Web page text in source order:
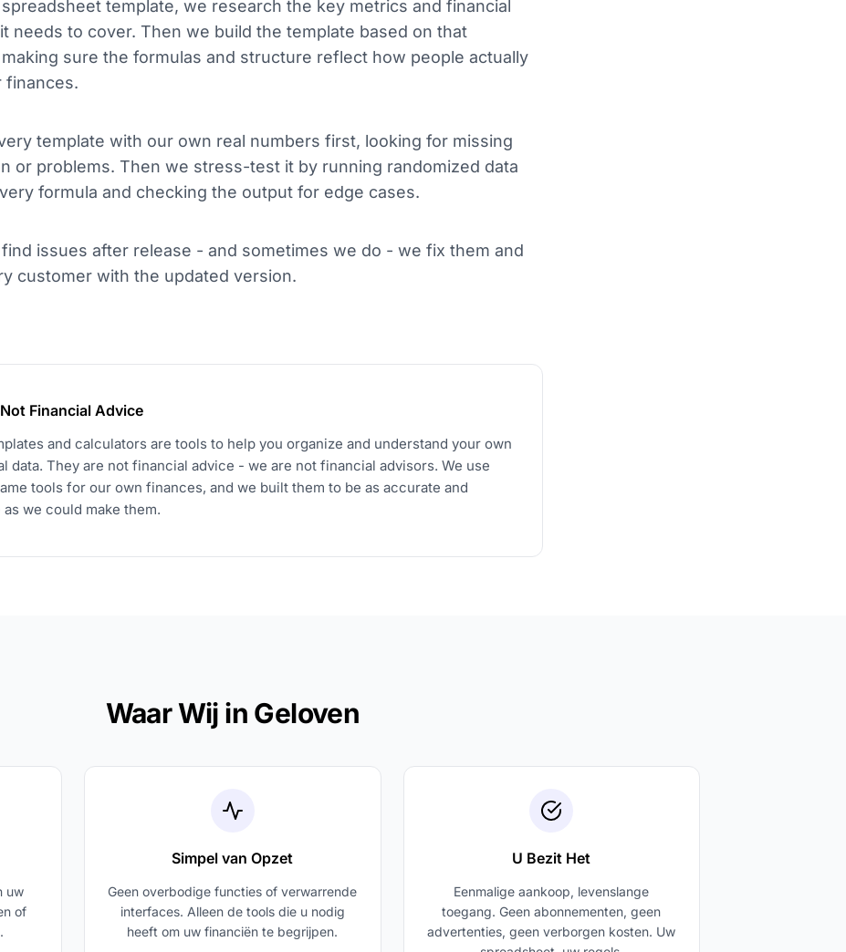
template, we research the key metrics and financial
needs to cover. Then we build the template based on that
sure the formulas and structure reflect how people actually
finances.
template with our own real numbers first, looking for missing
or problems. Then we stress-test it by running randomized data
formula and checking the output for edge cases.
issues after release - and sometimes we do - we fix them and
customer with the updated version.
Financial Advice
and calculators are tools to help you organize and understand your own
data. They are not financial advice - we are not financial advisors. We use
tools for our own finances, and we built them to be as accurate and
as we could make them.
Waar Wij in Geloven
uw
of
Simpel van Opzet
Geen overbodige functies of verwarrende
interfaces. Alleen de tools die u nodig
heeft om uw financiën te begrijpen.
U Bezit Het
Eenmalige aankoop, levenslange
toegang. Geen abonnementen, geen
advertenties, geen verborgen kosten. Uw